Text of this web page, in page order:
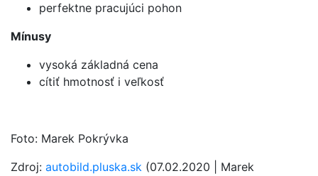
perfektne pracujúci pohon
Mínusy
vysoká základná cena
cítiť hmotnosť i veľkosť
Foto: Marek Pokrývka
Zdroj: autobild.plus­ka.sk (07.02.2020 | Marek